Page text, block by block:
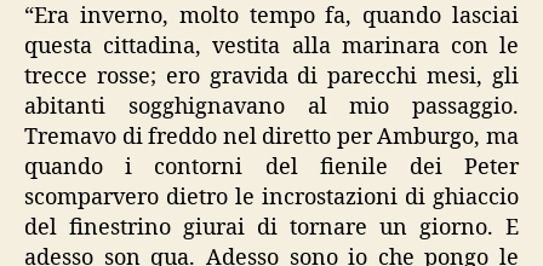
“Era inverno, molto tempo fa, quando lasciai
questa cittadina, vestita alla marinara con le
trecce rosse; ero gravida di parecchi mesi, gli
abitanti sogghignavano al mio passaggio.
Tremavo di freddo nel diretto per Amburgo, ma
quando i contorni del fienile dei Peter
scomparvero dietro le incrostazioni di ghiaccio
del finestrino giurai di tornare un giorno. E
adesso son qua. Adesso sono io che pongo le